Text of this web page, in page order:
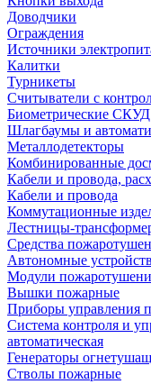
Доводчики
Ограждения
Источники
Калитки
Турникеты
Считыватели с
Биометрические СКУД
Шлагбаумы и
Металлодетекторы
Комбинированные
Кабели и провода,
Кабели и провода
Коммутационные
Лестницы-
Средства
Автономные
Модули
Вышки пожарные
Приборы управления
Система контроля и
автоматическая
Генераторы
Стволы пожарные